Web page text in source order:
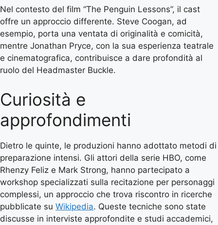
Nel contesto del film “The Penguin Lessons”, il cast
offre un approccio differente. Steve Coogan, ad
esempio, porta una ventata di originalità e comicità,
mentre Jonathan Pryce, con la sua esperienza teatrale
e cinematografica, contribuisce a dare profondità al
ruolo del Headmaster Buckle.
Curiosità e
approfondimenti
Dietro le quinte, le produzioni hanno adottato metodi di
preparazione intensi. Gli attori della serie HBO, come
Rhenzy Feliz e Mark Strong, hanno partecipato a
workshop specializzati sulla recitazione per personaggi
complessi, un approccio che trova riscontro in ricerche
pubblicate su Wikipedia. Queste tecniche sono state
discusse in interviste approfondite e studi accademici,